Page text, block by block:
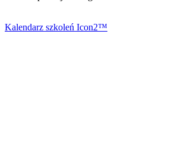
Kalendarz szkoleń Icon2™